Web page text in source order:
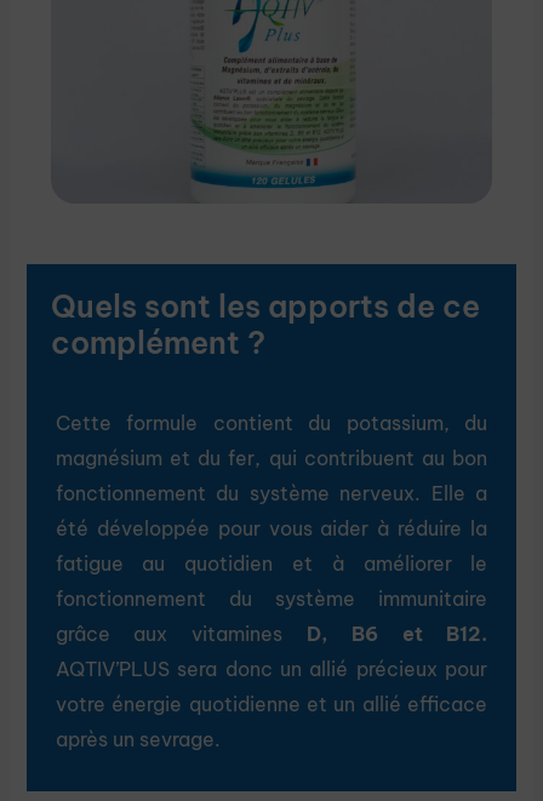
Quels sont les apports de ce
complément ?
Cette formule contient du potassium, du
magnésium et du fer, qui contribuent au bon
fonctionnement du système nerveux. Elle a
été développée pour vous aider à réduire la
fatigue au quotidien et à améliorer le
fonctionnement du système immunitaire
grâce aux vitamines D, B6 et B12.
AQTIV’PLUS sera donc un allié précieux pour
votre énergie quotidienne et un allié efficace
après un sevrage.